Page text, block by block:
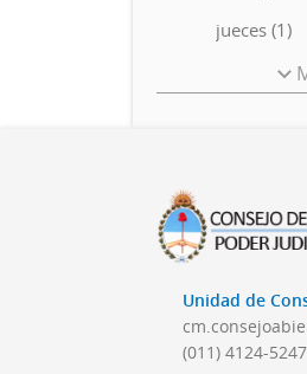
jueces (1)
Unidad de
(011) 4124-5247